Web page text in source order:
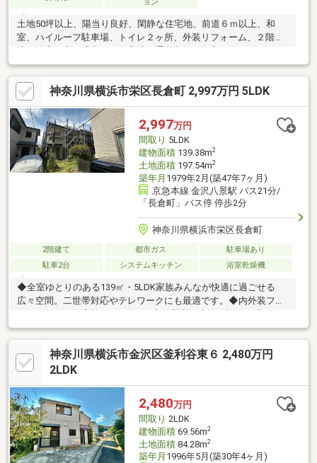
ョン
土地50坪以上、陽当り良好、閑静な住宅地、前道６ｍ以上、和
室、ハイルーフ駐車場、トイレ２ヶ所、外装リフォーム、２階
神奈川県横浜市栄区長倉町 2,997万円 5LDK
2,997万円
間取り 5LDK
建物面積139.38m2
土地面積197.54m2
築年月 1979年2月(築47年7ヶ月)
京急本線 金沢八景駅 バス21分/
「長倉町」バス停 停歩2分
神奈川県横浜市栄区長倉町
2階建て 都市ガス
駐車場あり
駐車2台
システムキッチン 浴室乾燥機
◆全室ゆとりのある139㎡・5LDK家族みんなが快適に過ごせる
広々空間。二世帯対応やテレワークにも最適です。◆内外装フル
リノベーション実施（2026年8月完工予定）水回り設備一式、ク
ロス・床材、屋根・外壁塗装まで刷新！安心の防蟻処理（5年保
証）＆住宅瑕疵保険加入可能。◆日当たり良好＆便利な住環境南
東側8ｍ公道に接道し、陽光あふれる開放的な邸宅。カースペース
は2台分を確保（車種制限有）。◆生活利便性が揃う快適なロケ
歩圏内に揃い、毎日の買い物や子育てもスムーズです！
神奈川県横浜市金沢区釜利谷東６ 2,480万円
2LDK
2,480万円
間取り 2LDK
建物面積69.56m2
土地面積84.28m2
築年月 1996年5月(築30年4ヶ月)